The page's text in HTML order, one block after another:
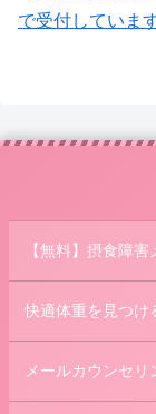
で受付しています
【無料】摂食障
快適体重を見つけ
メールカウンセリ